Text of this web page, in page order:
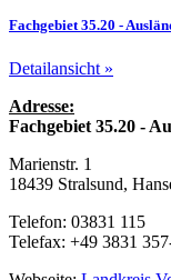
Fachgebiet 35.20 -
Detailansicht »
Adresse:
Fachgebiet 35.20 -
Marienstr. 1
18439 Stralsund,
Telefon: 03831 115
Telefax: +49 3831